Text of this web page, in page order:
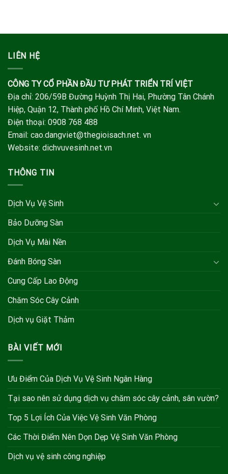
LIÊN HỆ
CÔNG TY CỔ PHẦN ĐẦU TƯ PHÁT TRIỂN TRÍ VIỆT
Địa chỉ: 206/59B Đường Huỳnh Thị Hai, Phường Tân Chánh
Hiệp, Quận 12, Thành phố Hồ Chí Minh, Việt Nam.
Điện thoại: 0908 768 488
Email: cao.dangviet@thegioisach.net. vn
Website: dichvuvesinh.net.vn
THÔNG TIN
Dịch Vụ Vệ Sinh
Bảo Dưỡng Sàn
Dịch Vụ Mài Nền
Đánh Bóng Sàn
Cung Cấp Lao Động
Chăm Sóc Cây Cảnh
Dịch vụ Giặt Thảm
BÀI VIẾT MỚI
Ưu Điểm Của Dịch Vụ Vệ Sinh Ngân Hàng
Tại sao nên sử dụng dịch vụ chăm sóc cây cảnh, sân vườn?
Top 5 Lợi Ích Của Việc Vệ Sinh Văn Phòng
Các Thời Điểm Nên Dọn Dẹp Vệ Sinh Văn Phòng
Dịch vụ vệ sinh công nghiệp